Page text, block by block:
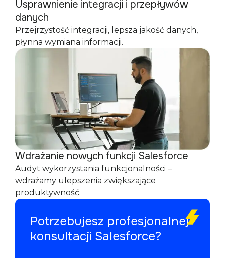
Usprawnienie integracji i przepływów
danych
Przejrzystość integracji, lepsza jakość danych,
płynna wymiana informacji.
Wdrażanie nowych funkcji Salesforce
Audyt wykorzystania funkcjonalności –
wdrażamy ulepszenia zwiększające
produktywność.
Potrzebujesz profesjonalnej
konsultacji Salesforce?